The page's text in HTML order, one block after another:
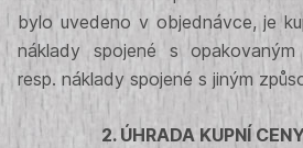
bylo uvedeno v objednávce, je
náklady spojené s
resp. náklady spojené s jiným
2. ÚHRADA KUPNÍ